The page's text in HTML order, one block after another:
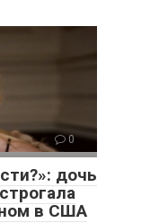
0
дочь
в США